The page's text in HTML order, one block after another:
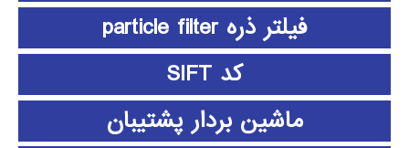
فیلتر ذره particle filter
کد SIFT
ماشین بردار پشتیبان